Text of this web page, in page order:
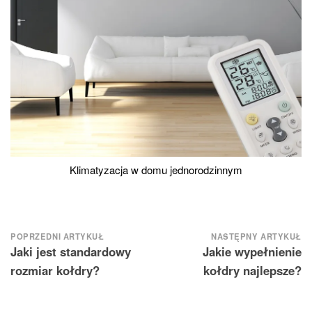
Klimatyzacja w domu jednorodzinnym
Nawigacja
wpisu
POPRZEDNI ARTYKUŁ
Jaki jest standardowy
rozmiar kołdry?
NASTĘPNY ARTYKUŁ
Jakie wypełnienie
kołdry najlepsze?